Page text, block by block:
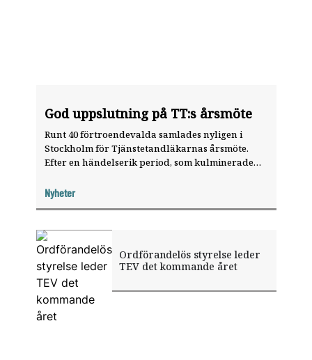
God uppslutning på TT:s årsmöte
Runt 40 förtroendevalda samlades nyligen i
Stockholm för Tjänstetandläkarnas årsmöte.
Efter en händelserik period, som kulminerade
tandvårdsreformen dagarna innan, var
Nyheter
Ordförandelös styrelse leder
TEV det kommande året